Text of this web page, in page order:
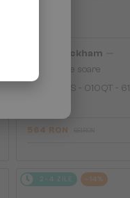
David Beckham
Ochelari de soare
DB 7003/S - 010QT - 61
564 RON
2-4 ZILE -14%